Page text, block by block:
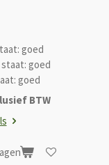
goed
goed
goed
BTW